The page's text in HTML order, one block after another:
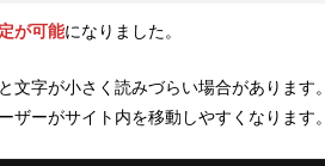
が可能になりました。
字が小さく読みづらい場合があります。
ーがサイト内を移動しやすくなります。